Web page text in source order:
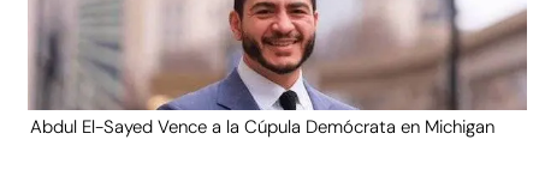
Abdul El-Sayed Vence a la Cúpula Demócrata en Michigan